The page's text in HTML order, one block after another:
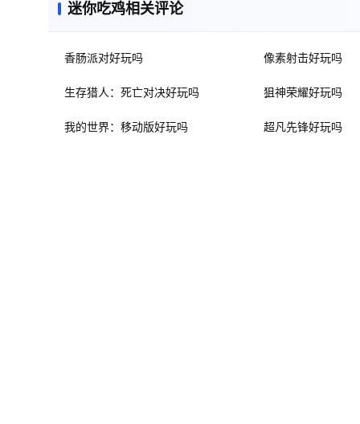
迷你吃鸡相关评论
香肠派对好玩吗 像素射击好玩吗
生存猎人：死亡对决好玩吗 狙神荣耀好玩吗
我的世界：移动版好玩吗 超凡先锋好玩吗